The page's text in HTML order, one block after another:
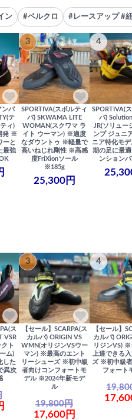
ン #ベルクロ #レースアップ #
ンパ
テ
ィ)
発 ※
ーと
最強
3
SPORTIVA(スポルティ
バ) SKWAMA LITE
WOMAN(スクワマ ラ
イト ウーマン) ※適度
なダウントゥ ※軽量で
高いねじれ剛性 ※高感
度FriXionソール
※185g
25,300円
4
SPORTIVA(
バ)
JR(ソリュー
ンプ ジュニ
ニア特化モ
期の足に最
ンション
ス
VSR
ト
ム)
した
異次
3
【セール】SCARPA(ス
カルパ) ORIGIN VS
WMN(オリジンVSウー
マン) ※最高のエント
リーシューズ ※初中級
者向けコンフォートモ
デル ※2024年新モデ
ル
19,800円
17,600円
4
【セール】
カルパ)
リジンVS) ※
上達できる
ズ ※初中級
フォート